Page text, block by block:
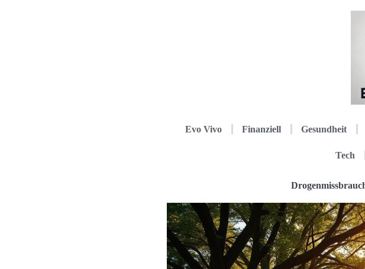
Evo Vivo Finanziell Gesundheit
Tech